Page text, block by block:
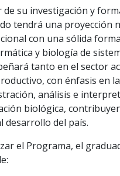
de su investigación y
tendrá una proyección
con una sólida
y biología de
tanto en el sector
con énfasis en la
análisis e
biológica,
desarrollo del país.
el Programa, el